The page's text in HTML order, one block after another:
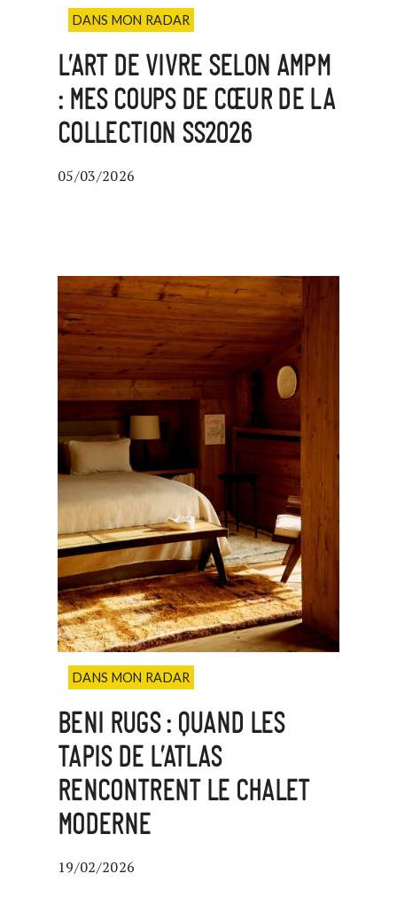
DANS MON RADAR
L’ART DE VIVRE SELON AMPM
: MES COUPS DE CŒUR DE LA
COLLECTION SS2026
05/03/2026
DANS MON RADAR
BENI RUGS : QUAND LES
TAPIS DE L’ATLAS
RENCONTRENT LE CHALET
MODERNE
19/02/2026